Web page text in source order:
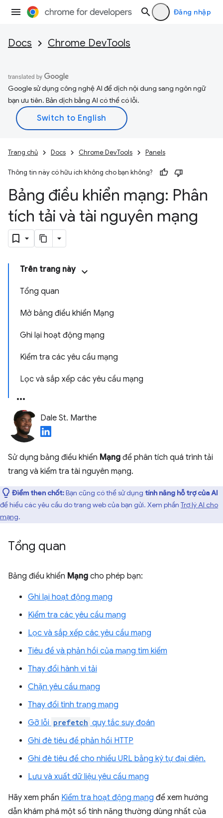
Đăng nhập
Docs Chrome DevTools
Google sử dụng công nghệ AI để dịch nội dung sang ngôn ngữ
bạn ưu tiên. Bản dịch bằng AI có thể có lỗi.
Trang chủ Docs Chrome DevTools Panels
Thông tin này có hữu ích không cho bạn không?
Bảng điều khiển mạng: Phân
tích tải và tài nguyên mạng
Trên trang này
Tổng quan
Mở bảng điều khiển Mạng
Ghi lại hoạt động mạng
Kiểm tra các yêu cầu mạng
Lọc và sắp xếp các yêu cầu mạng
Dale St. Marthe
Sử dụng bảng điều khiển Mạng để phân tích quá trình tải
trang và kiểm tra tài nguyên mạng.
Điểm then chốt:Bạn cũng có thể sử dụng tính năng hỗ trợ của AI
để hiểu các yêu cầu do trang web của bạn gửi. Xem phần Trợ lý AI cho
mạng.
Tổng quan
Bảng điều khiển Mạng cho phép bạn:
Ghi lại hoạt động mạng
Kiểm tra các yêu cầu mạng
Lọc và sắp xếp các yêu cầu mạng
Tiêu đề và phản hồi của mạng tìm kiếm
Thay đổi hành vi tải
Chặn yêu cầu mạng
Thay đổi tình trạng mạng
Gỡ lỗi prefetch quy tắc suy đoán
Ghi đè tiêu đề phản hồi HTTP
Ghi đè tiêu đề cho nhiều URL bằng ký tự đại diện.
Lưu và xuất dữ liệu yêu cầu mạng
Hãy xem phần Kiểm tra hoạt động mạng để xem hướng
dẫn khám phá một số tính năng thường dùng nhất của